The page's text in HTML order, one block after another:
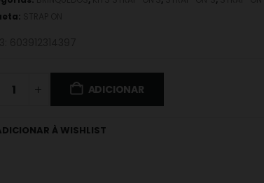
ADICIONAR
À WISHLIST